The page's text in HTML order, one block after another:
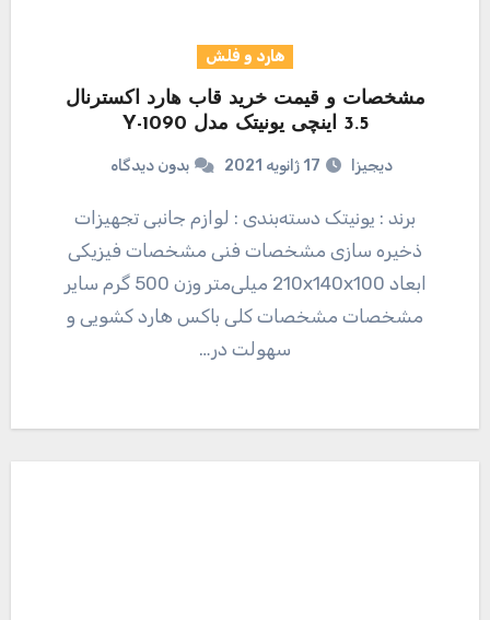
هارد و فلش
مشخصات و قیمت خرید قاب هارد اکسترنال
3.5 اینچی یونیتک مدل Y-1090
دیجیزا 17 ژانویه 2021 بدون دیدگاه
برند : یونیتک دسته‌بندی : لوازم جانبی تجهیزات
ذخیره سازی مشخصات فنی مشخصات فیزیکی
ابعاد 210x140x100 میلی‌متر وزن 500 گرم سایر
مشخصات مشخصات کلی باکس هارد کشویی و
سهولت در…